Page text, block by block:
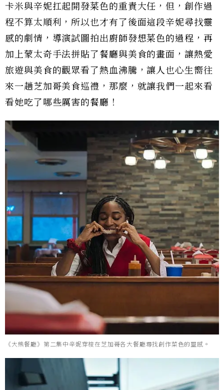
卡米與辛妮扛起開發菜色的重責大任，但，創作過
程不算太順利，所以也才有了後面這段辛妮尋找靈
感的劇情，導演試圖拍出廚師發想菜色的過程，再
加上蒙太奇手法拼貼了餐廳與美食的畫面，讓熱愛
旅遊與美食的觀眾看了熱血沸騰，讓人也心生嚮往
來一趟芝加哥美食巡禮，那麼，就讓我們一起來看
看她吃了哪些厲害的餐廳！
《大熊餐廳》第二集中辛妮穿梭在芝加哥各大餐廳尋找創作菜色的靈感。